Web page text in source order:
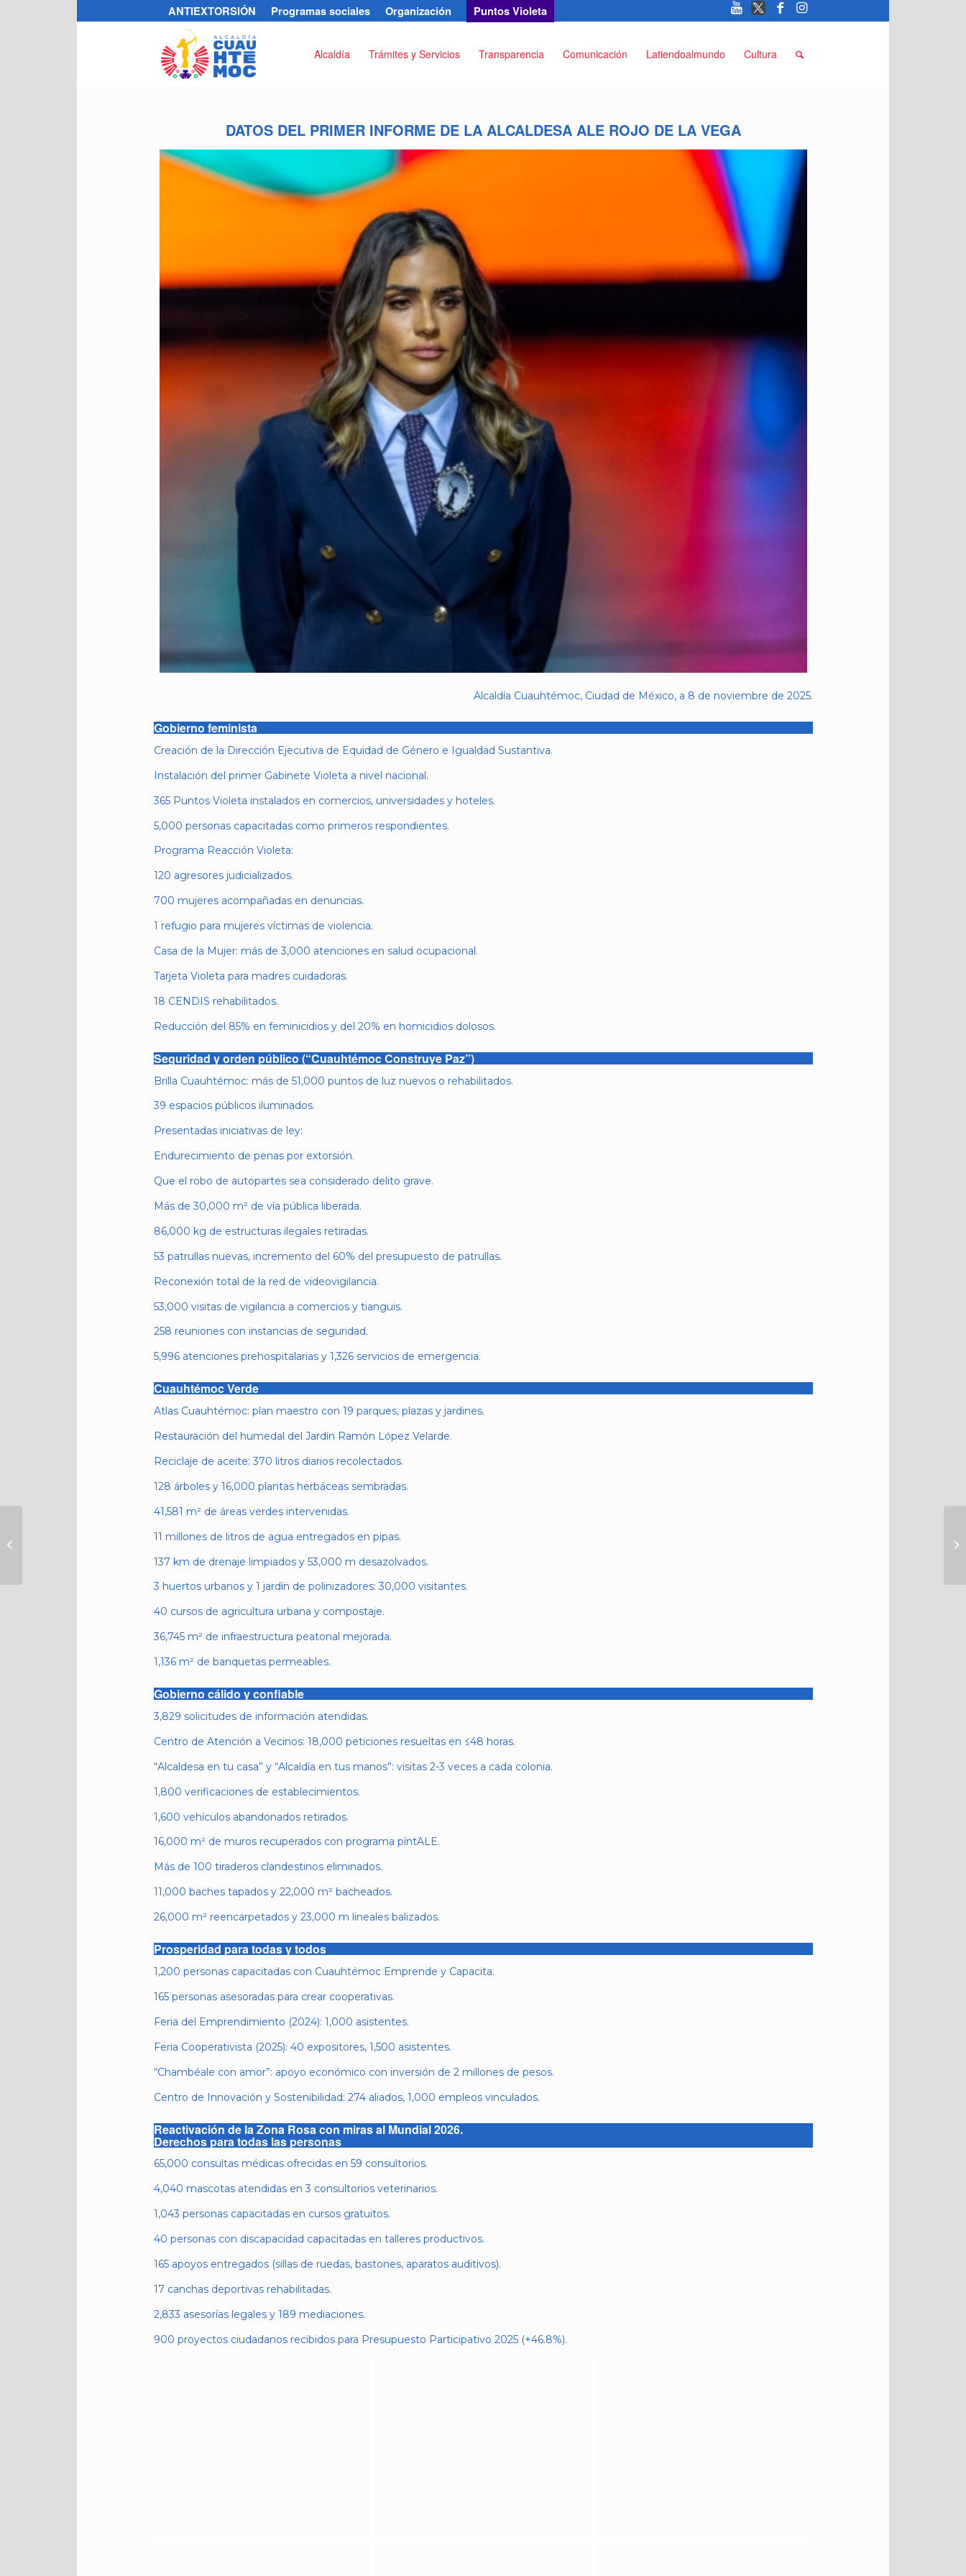
ANTIEXTORSIÓN Programas sociales Organización Puntos Violeta
Alcaldía Trámites y Servicios Transparencia Comunicación Latiendoalmundo Cultura
DATOS DEL PRIMER INFORME DE LA ALCALDESA ALE ROJO DE LA VEGA
Alcaldía Cuauhtémoc, Ciudad de México, a 8 de noviembre de 2025.
Gobierno feminista
Creación de la Dirección Ejecutiva de Equidad de Género e Igualdad Sustantiva.
Instalación del primer Gabinete Violeta a nivel nacional.
365 Puntos Violeta instalados en comercios, universidades y hoteles.
5,000 personas capacitadas como primeros respondientes.
Programa Reacción Violeta:
120 agresores judicializados.
700 mujeres acompañadas en denuncias.
1 refugio para mujeres víctimas de violencia.
Casa de la Mujer: más de 3,000 atenciones en salud ocupacional.
Tarjeta Violeta para madres cuidadoras.
18 CENDIS rehabilitados.
Reducción del 85% en feminicidios y del 20% en homicidios dolosos.
Seguridad y orden público (“Cuauhtémoc Construye Paz”)
Brilla Cuauhtémoc: más de 51,000 puntos de luz nuevos o rehabilitados.
39 espacios públicos iluminados.
Presentadas iniciativas de ley:
Endurecimiento de penas por extorsión.
Que el robo de autopartes sea considerado delito grave.
Más de 30,000 m² de vía pública liberada.
86,000 kg de estructuras ilegales retiradas.
53 patrullas nuevas, incremento del 60% del presupuesto de patrullas.
Reconexión total de la red de videovigilancia.
53,000 visitas de vigilancia a comercios y tianguis.
258 reuniones con instancias de seguridad.
5,996 atenciones prehospitalarias y 1,326 servicios de emergencia.
Cuauhtémoc Verde
Atlas Cuauhtémoc: plan maestro con 19 parques, plazas y jardines.
Restauración del humedal del Jardín Ramón López Velarde.
Reciclaje de aceite: 370 litros diarios recolectados.
128 árboles y 16,000 plantas herbáceas sembradas.
41,581 m² de áreas verdes intervenidas.
11 millones de litros de agua entregados en pipas.
137 km de drenaje limpiados y 53,000 m desazolvados.
3 huertos urbanos y 1 jardín de polinizadores: 30,000 visitantes.
40 cursos de agricultura urbana y compostaje.
36,745 m² de infraestructura peatonal mejorada.
1,136 m² de banquetas permeables.
Gobierno cálido y confiable
3,829 solicitudes de información atendidas.
Centro de Atención a Vecinos: 18,000 peticiones resueltas en ≤48 horas.
“Alcaldesa en tu casa” y “Alcaldía en tus manos”: visitas 2-3 veces a cada colonia.
1,800 verificaciones de establecimientos.
1,600 vehículos abandonados retirados.
16,000 m² de muros recuperados con programa píntALE.
Más de 100 tiraderos clandestinos eliminados.
11,000 baches tapados y 22,000 m² bacheados.
26,000 m² reencarpetados y 23,000 m lineales balizados.
Prosperidad para todas y todos
1,200 personas capacitadas con Cuauhtémoc Emprende y Capacita.
165 personas asesoradas para crear cooperativas.
Feria del Emprendimiento (2024): 1,000 asistentes.
Feria Cooperativista (2025): 40 expositores, 1,500 asistentes.
“Chambéale con amor”: apoyo económico con inversión de 2 millones de pesos.
Centro de Innovación y Sostenibilidad: 274 aliados, 1,000 empleos vinculados.
Reactivación de la Zona Rosa con miras al Mundial 2026.
Derechos para todas las personas
65,000 consultas médicas ofrecidas en 59 consultorios.
4,040 mascotas atendidas en 3 consultorios veterinarios.
1,043 personas capacitadas en cursos gratuitos.
40 personas con discapacidad capacitadas en talleres productivos.
165 apoyos entregados (sillas de ruedas, bastones, aparatos auditivos).
17 canchas deportivas rehabilitadas.
2,833 asesorías legales y 189 mediaciones.
900 proyectos ciudadanos recibidos para Presupuesto Participativo 2025 (+46.8%).